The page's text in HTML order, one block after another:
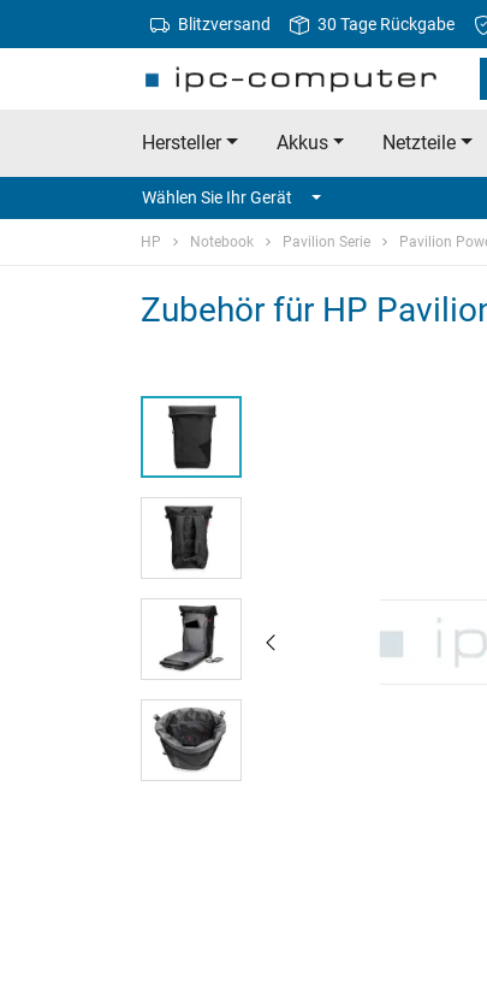
Blitzversand 30 Tage Rückgabe
Hersteller Akkus Netzteile
Wählen Sie Ihr Gerät
HP Notebook Pavilion Serie Pavilion
Zubehör für HP